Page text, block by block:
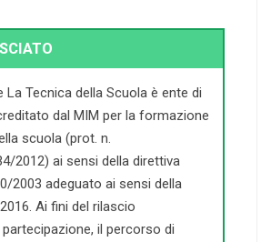
La Tecnica della Scuola è ente di
dal MIM per la formazione
scuola (prot. n.
2012) ai sensi della direttiva
2003 adeguato ai sensi della
Ai fini del rilascio
il percorso di